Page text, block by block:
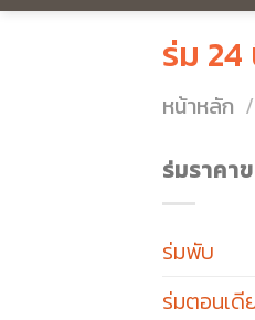
ร่ม 24
หน้าหลัก /
ร่มราคา
ร่มพับ
ร่มตอนเดี